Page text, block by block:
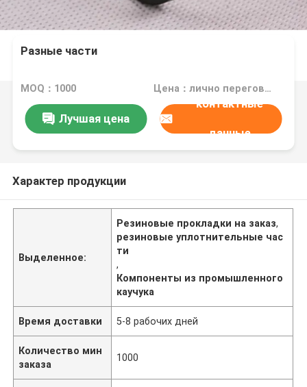
Разные части
MOQ：1000 Цена：лично переговорить
Лучшая цена
контактные
данные
Характер продукции
Выделенное:
Резиновые прокладки на заказ,
резиновые уплотнительные час
ти
,
Компоненты из промышленного
каучука
Время доставки 5-8 рабочих дней
Количество мин
заказа
1000